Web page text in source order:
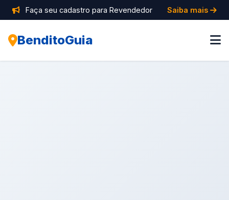
Faça seu cadastro para Revendedor Saiba mais
BenditoGuia